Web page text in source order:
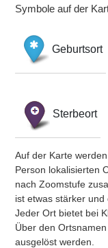
Symbole auf der
Geburtsort
Sterbeort
Auf der Karte
Person lokalisierten
nach Zoomstufe
ist etwas stärker und
Jeder Ort bietet bei
Über den
ausgelöst werden.